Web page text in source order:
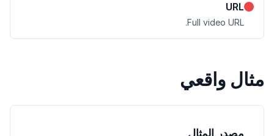
URL
Full video URL.
مثال واقعي
مصدر المثال